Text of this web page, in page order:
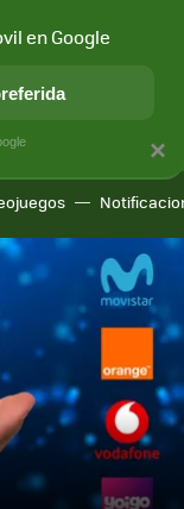
APLICACIONES
×
en Google